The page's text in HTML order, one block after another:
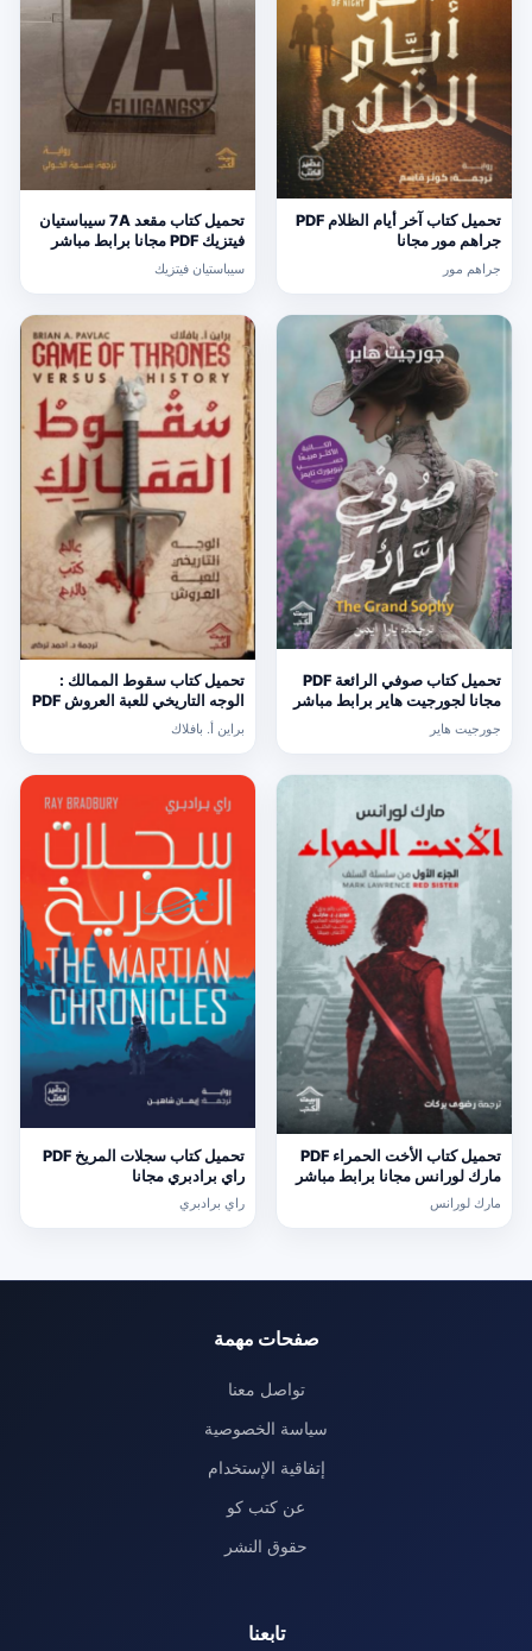
تحميل كتاب آخر أيام الظلام PDF
جراهم مور مجانا
جراهم مور
تحميل كتاب مقعد 7A سيباستيان
فيتزيك PDF مجانا برابط مباشر
سيباستيان فيتزيك
تحميل كتاب صوفي الرائعة PDF
مجانا لجورجيت هاير برابط مباشر
جورجيت هاير
تحميل كتاب سقوط الممالك :
الوجه التاريخي للعبة العروش PDF
مجانا
براين أ. بافلاك
تحميل كتاب الأخت الحمراء PDF
مارك لورانس مجانا برابط مباشر
مارك لورانس
تحميل كتاب سجلات المريخ PDF
راي برادبري مجانا
راي برادبري
صفحات مهمة
تواصل معنا
سياسة الخصوصية
إتفاقية الإستخدام
عن كتب كو
حقوق النشر
تابعنا